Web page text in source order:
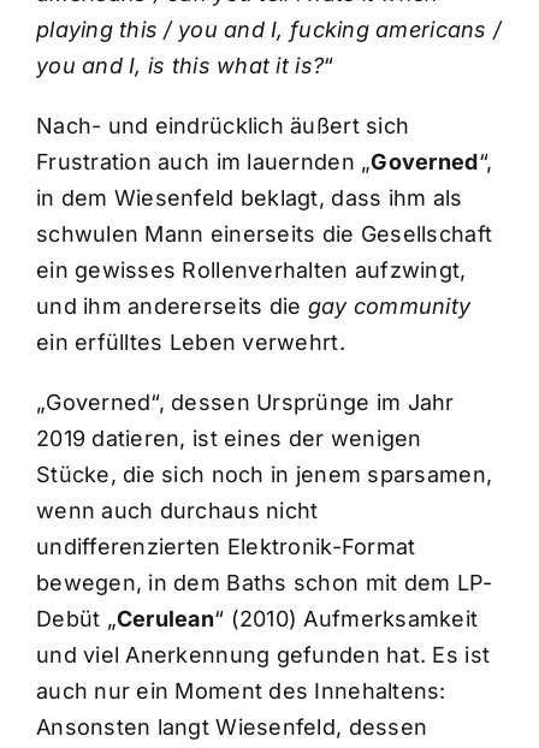
playing this / you and I, fucking americans /
you and I, is this what it is?“
Nach- und eindrücklich äußert sich
Frustration auch im lauernden „Governed“,
in dem Wiesenfeld beklagt, dass ihm als
schwulen Mann einerseits die Gesellschaft
ein gewisses Rollenverhalten aufzwingt,
und ihm andererseits die gay community
ein erfülltes Leben verwehrt.
„Governed“, dessen Ursprünge im Jahr
2019 datieren, ist eines der wenigen
Stücke, die sich noch in jenem sparsamen,
wenn auch durchaus nicht
undifferenzierten Elektronik-Format
bewegen, in dem Baths schon mit dem LP-
Debüt „Cerulean“ (2010) Aufmerksamkeit
und viel Anerkennung gefunden hat. Es ist
auch nur ein Moment des Innehaltens:
Ansonsten langt Wiesenfeld, dessen